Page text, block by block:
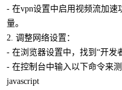
- 在vpn设置中启用视频流加
量。
2. 调整网络设置：
- 在浏览器设置中，找到“开发
- 在控制台中输入以下命令来测
javascript